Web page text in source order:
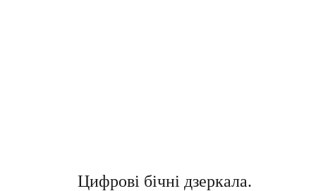
Цифрові бічні дзеркала.